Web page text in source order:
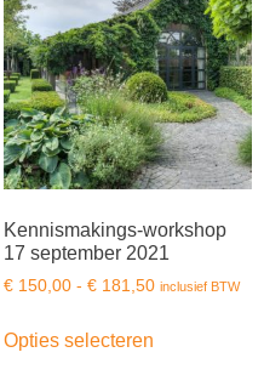
Kennismakings-workshop
17 september 2021
€150,00 - €181,50 inclusief BTW
Opties selecteren